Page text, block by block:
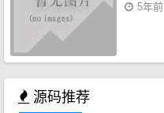
5年前
源码推荐